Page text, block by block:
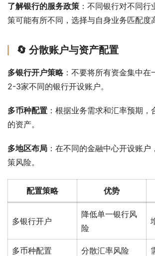
了解银行的服务政策 ：不同银行对不同
策可能有所不同，选择与自身业务匹配度
🔄 分散账户与资产配置
多银行开户策略：不要将所有资金集中在
2-3家不同的银行开设账户。
多币种配置 ：根据业务需求和汇率预期
的资产。
多地区布局 ：在不同的金融中心开设账
策风险。
配置策略 优势
多银行开户
降低单一银行风
险
多币种配置 分散汇率风险